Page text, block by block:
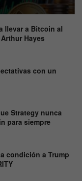
llevar a Bitcoin al
Hayes
con un
Strategy nunca
para siempre
condición a Trump